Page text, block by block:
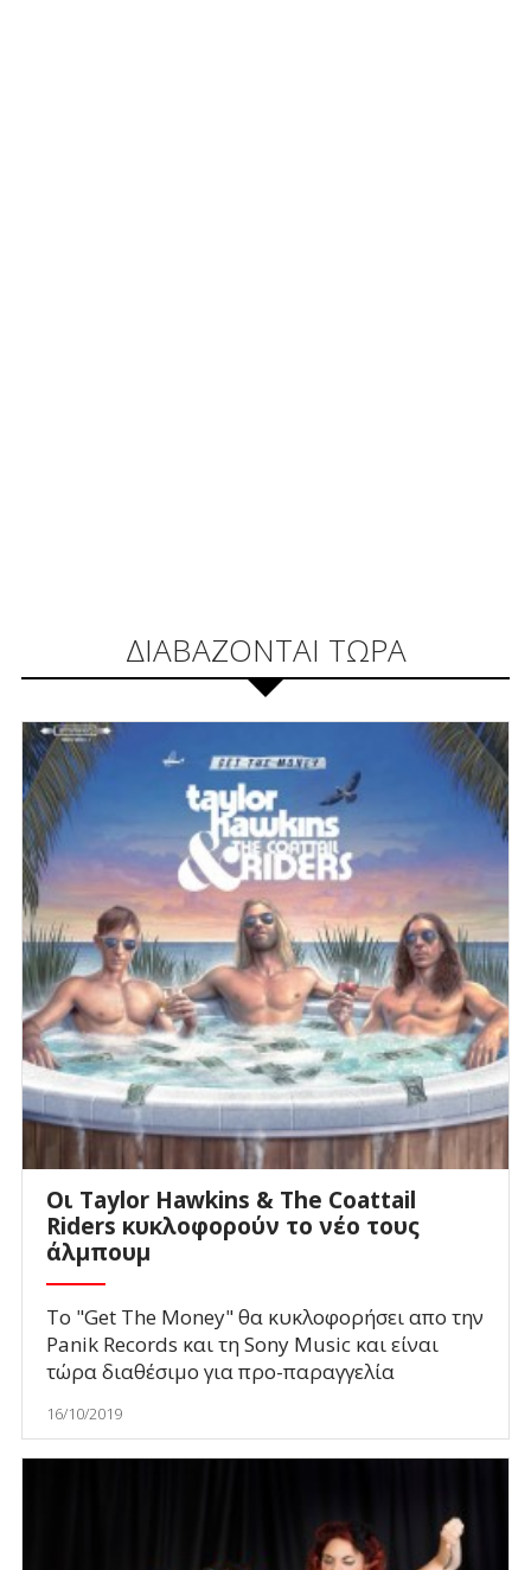
ΔΙΑΒΑΖΟΝΤΑΙ ΤΩΡΑ
Οι Taylor Hawkins & The Coattail
Riders κυκλοφορούν το νέο τους
άλμπουμ
Το "Get The Money" θα κυκλοφορήσει απο την
Panik Records και τη Sony Music και είναι
τώρα διαθέσιμο για προ-παραγγελία
16/10/2019